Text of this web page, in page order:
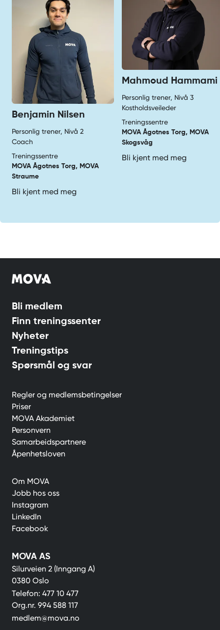
Benjamin Nilsen
Personlig trener, Nivå 2
Coach
Treningssentre
MOVA Ågotnes Torg, MOVA
Straume
Bli kjent med meg
Mahmoud Hammami
Personlig trener, Nivå 3
Kostholdsveileder
Treningssentre
MOVA Ågotnes Torg, MOVA
Skogsvåg
Bli kjent med meg
Bli medlem
Finn treningssenter
Nyheter
Treningstips
Spørsmål og svar
Regler og medlemsbetingelser
Priser
MOVA Akademiet
Personvern
Samarbeidspartnere
Åpenhetsloven
Om MOVA
Jobb hos oss
Instagram
LinkedIn
Facebook
MOVA AS
Silurveien 2 (Inngang A)
0380 Oslo
Telefon: 477 10 477
Org.nr. 994 588 117
medlem@mova.no